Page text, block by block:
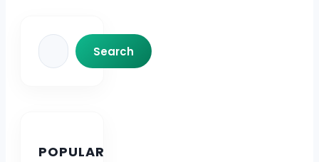
Search
Search
POPULAR